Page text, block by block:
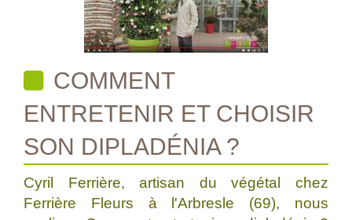
COMMENT
ENTRETENIR ET CHOISIR
SON DIPLADÉNIA ?
Cyril Ferrière, artisan du végétal chez
Ferrière Fleurs à l'Arbresle (69), nous